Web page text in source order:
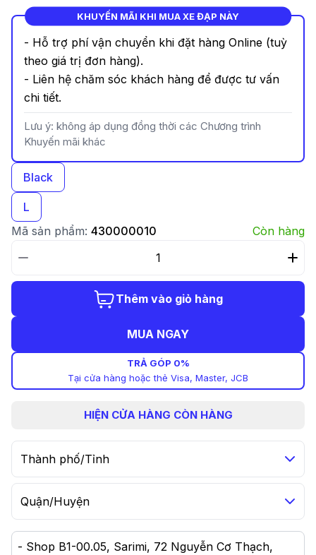
KHUYẾN MÃI KHI MUA XE ĐẠP NÀY
- Hỗ trợ phí vận chuyển khi đặt hàng Online (tuỳ
theo giá trị đơn hàng).
- Liên hệ chăm sóc khách hàng để được tư vấn
chi tiết.
Lưu ý: không áp dụng đồng thời các Chương trình
Khuyến mãi khác
Black
L
Mã sản phẩm: 430000010 Còn hàng
Thêm vào giỏ hàng
MUA NGAY
TRẢ GÓP 0%
Tại cửa hàng hoặc thẻ Visa, Master, JCB
HIỆN CỬA HÀNG CÒN HÀNG
Thành phố/Tỉnh
Quận/Huyện
- Shop B1-00.05, Sarimi, 72 Nguyễn Cơ Thạch,